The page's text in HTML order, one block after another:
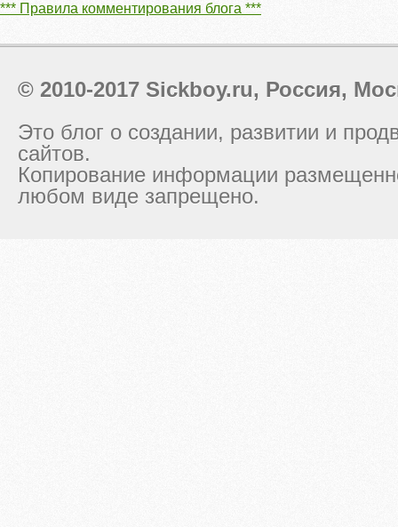
*** Правила комментирования блога ***
© 2010-2017 Sickboy.ru, Россия,
Это блог о создании, развитии и
сайтов.
Копирование информации
любом виде запрещено.